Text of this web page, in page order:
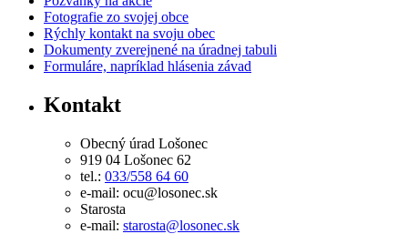
Fotografie zo svojej obce
Rýchly kontakt na svoju obec
Dokumenty zverejnené na úradnej tabuli
Formuláre, napríklad hlásenia závad
Kontakt
Obecný úrad Lošonec
919 04 Lošonec 62
tel.: 033/558 64 60
e-mail: ocu@losonec.sk
Starosta
e-mail: starosta@losonec.sk